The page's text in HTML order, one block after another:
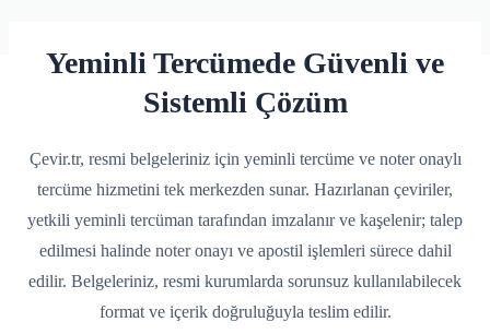
Yeminli Tercümede Güvenli ve
Sistemli Çözüm
Çevir.tr, resmi belgeleriniz için yeminli tercüme ve noter onaylı
tercüme hizmetini tek merkezden sunar. Hazırlanan çeviriler,
yetkili yeminli tercüman tarafından imzalanır ve kaşelenir; talep
edilmesi halinde noter onayı ve apostil işlemleri sürece dahil
edilir. Belgeleriniz, resmi kurumlarda sorunsuz kullanılabilecek
format ve içerik doğruluğuyla teslim edilir.